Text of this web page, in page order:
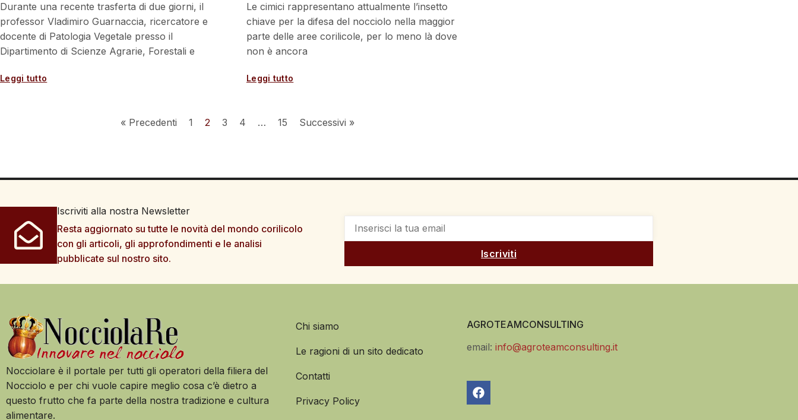
Durante una recente trasferta di due giorni, il
professor Vladimiro Guarnaccia, ricercatore e
docente di Patologia Vegetale presso il
Dipartimento di Scienze Agrarie, Forestali e
Leggi tutto
Le cimici rappresentano attualmente l’insetto
chiave per la difesa del nocciolo nella maggior
parte delle aree corilicole, per lo meno là dove
non è ancora
Leggi tutto
« Precedenti 1 2 3 4 … 15 Successivi »
Iscriviti alla nostra Newsletter
Resta aggiornato su tutte le novità del mondo corilicolo
con gli articoli, gli approfondimenti e le analisi
pubblicate sul nostro sito.
Iscriviti
Nocciolare è il portale per tutti gli operatori della filiera del
Nocciolo e per chi vuole capire meglio cosa c’è dietro a
questo frutto che fa parte della nostra tradizione e cultura
alimentare.
Chi siamo
Le ragioni di un sito dedicato
Contatti
Privacy Policy
AGROTEAMCONSULTING
email:info@agroteamconsulting.it